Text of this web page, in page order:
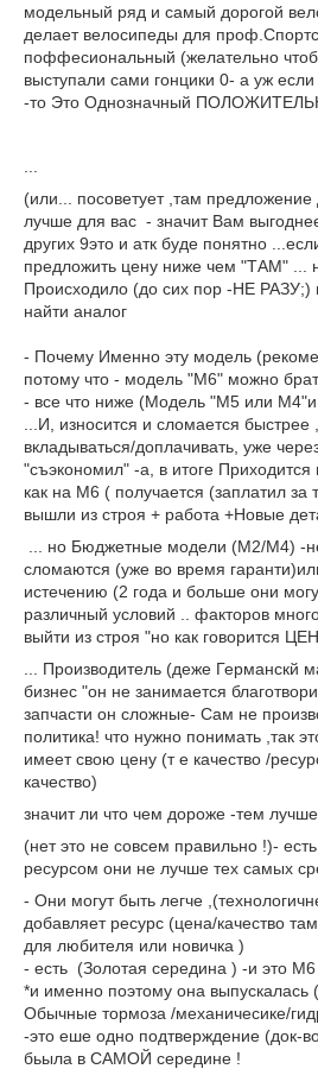
модельный ряд и самый дорогой
делает велосипеды для
поффесиональный (желательно
выступали сами гонцики 0- а уж
-то Это Однозначный
(или... посоветует ,там предложение
лучше для вас - значит Вам
других 9это и атк буде понятно
предложить цену ниже чем "ТАМ" ...
Происходило (до сих пор -НЕ РАЗУ;)
найти аналог
- Почему Именно эту модель
потому что - модель "M6" можно
- все что ниже (Модель "M5 или
...И, износится и сломается
вкладываться/доплачивать, уже
"съэкономил" -а, в итоге Приходится
как на M6 ( получается (заплатил за
вышли из строя + работа +Новые
... но Бюджетные модели (M2/M4) -
сломаются (уже во время
истечению (2 года и больше они
различный условий .. факторов
выйти из строя "но как говорится
... Производитель (деже Германскй
бизнес "он не занимается
запчасти он сложные- Сам не
политика! что нужно понимать ,так
имеет свою цену (т е качество /
качество)
значит ли что чем дороже -тем
(нет это не совсем правильно !)-
ресурсом они не лучше тех самых
- Они могут быть легче
добавляет ресурс (цена/качество
для любителя или новичка )
- есть (Золотая середина ) -и это M6
*и именно поэтому она выпускалась
Обычные тормоза /механичесике/
-это еше одно подтверждение (док-
бьыла в САМОЙ середине !